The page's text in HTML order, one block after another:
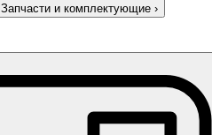
Запчасти и комплектующие ›